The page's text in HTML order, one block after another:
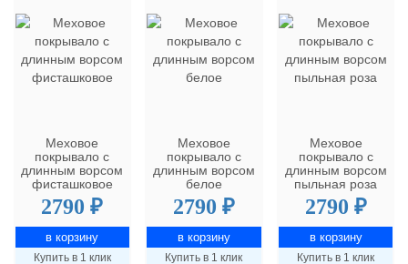
Меховое
покрывало с
длинным ворсом
фисташковое
2790 ₽
Купить в 1 клик
Меховое
покрывало с
длинным ворсом
белое
2790 ₽
Купить в 1 клик
Меховое
покрывало с
длинным ворсом
пыльная роза
2790 ₽
Купить в 1 клик